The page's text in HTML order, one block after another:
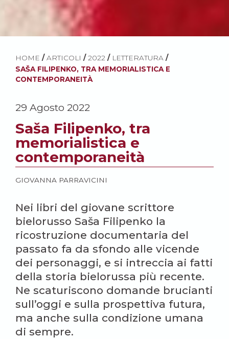
HOME / ARTICOLI / 2022 / LETTERATURA /
SAŠA FILIPENKO, TRA MEMORIALISTICA E
CONTEMPORANEITÀ
29 Agosto 2022
Saša Filipenko, tra
memorialistica e
contemporaneità
GIOVANNA PARRAVICINI
Nei libri del giovane scrittore
bielorusso Saša Filipenko la
ricostruzione documentaria del
passato fa da sfondo alle vicende
dei personaggi, e si intreccia ai fatti
della storia bielorussa più recente.
Ne scaturiscono domande brucianti
sull’oggi e sulla prospettiva futura,
ma anche sulla condizione umana
di sempre.